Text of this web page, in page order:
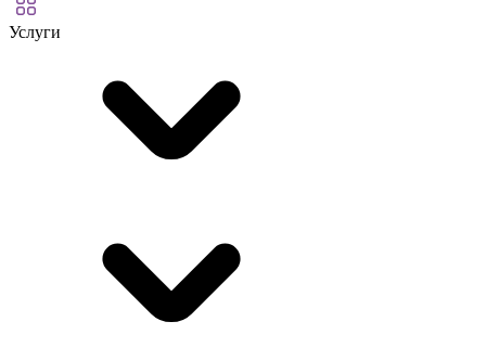
Услуги